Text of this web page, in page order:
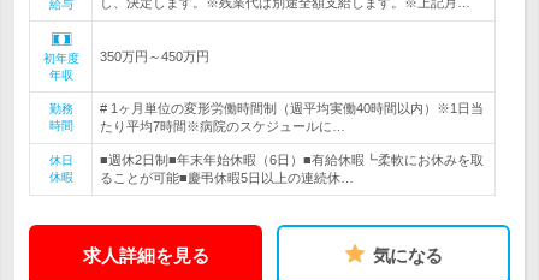
給与
初年度
年収
350万円～450万円
勤務
時間
# 1ヶ月単位の変形労働時間制（週平均実働40時間以内）※1日当
たり平均7時間※病院のスケジュールに…
休日
休暇
■週休2日制■年末年始休暇（6日）■有給休暇┗柔軟にお休みを取
ることが可能■慶弔休暇5日以上の連続休…
求人詳細を見る 気になる